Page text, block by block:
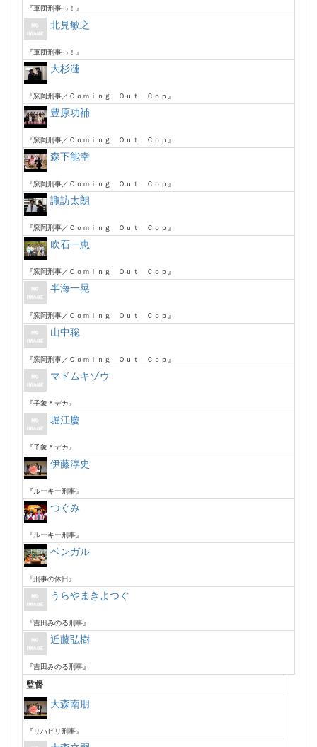
『軍団刑事っ！』
北見敏之
『軍団刑事っ！』
大杉漣
『窯岡刑事／Ｃｏｍｉｎｇ Ｏｕｔ Ｃｏｐ』
豊原功補
『窯岡刑事／Ｃｏｍｉｎｇ Ｏｕｔ Ｃｏｐ』
森下能幸
『窯岡刑事／Ｃｏｍｉｎｇ Ｏｕｔ Ｃｏｐ』
諏訪太朗
『窯岡刑事／Ｃｏｍｉｎｇ Ｏｕｔ Ｃｏｐ』
吹石一恵
『窯岡刑事／Ｃｏｍｉｎｇ Ｏｕｔ Ｃｏｐ』
半海一晃
『窯岡刑事／Ｃｏｍｉｎｇ Ｏｕｔ Ｃｏｐ』
山中聡
『窯岡刑事／Ｃｏｍｉｎｇ Ｏｕｔ Ｃｏｐ』
マドムキゾウ
『子象＊デカ』
堀江慶
『子象＊デカ』
伊藤淳史
『ルーキー刑事』
つぐみ
『ルーキー刑事』
ベンガル
『刑事の休日』
うらやまきよつぐ
『吉田みのる刑事』
近藤弘樹
『吉田みのる刑事』
監督
大森南朋
『リハビリ刑事』